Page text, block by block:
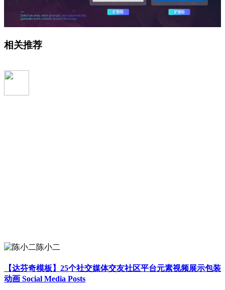
相关推荐
陈小二
【达芬奇模板】25个社交媒体交友社区平台元素视频展示包装
动画 Social Media Posts